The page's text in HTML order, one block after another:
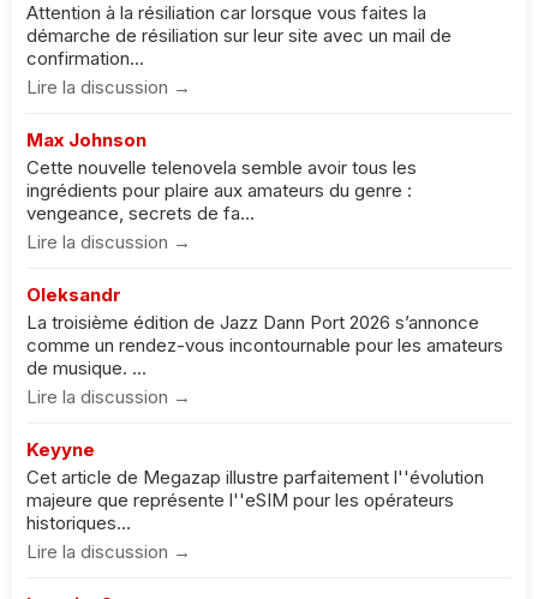
Attention à la résiliation car lorsque vous faites la
démarche de résiliation sur leur site avec un mail de
confirmation...
Lire la discussion →
Max Johnson
Cette nouvelle telenovela semble avoir tous les
ingrédients pour plaire aux amateurs du genre :
vengeance, secrets de fa...
Lire la discussion →
Oleksandr
La troisième édition de Jazz Dann Port 2026 s’annonce
comme un rendez-vous incontournable pour les amateurs
de musique. ...
Lire la discussion →
Keyyne
Cet article de Megazap illustre parfaitement l''évolution
majeure que représente l''eSIM pour les opérateurs
historiques...
Lire la discussion →